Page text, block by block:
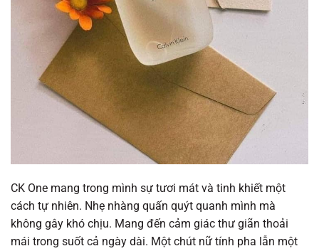
CK One mang trong mình sự tươi mát và tinh khiết một
cách tự nhiên. Nhẹ nhàng quấn quýt quanh mình mà
không gây khó chịu. Mang đến cảm giác thư giãn thoải
mái trong suốt cả ngày dài. Một chút nữ tính pha lẫn một